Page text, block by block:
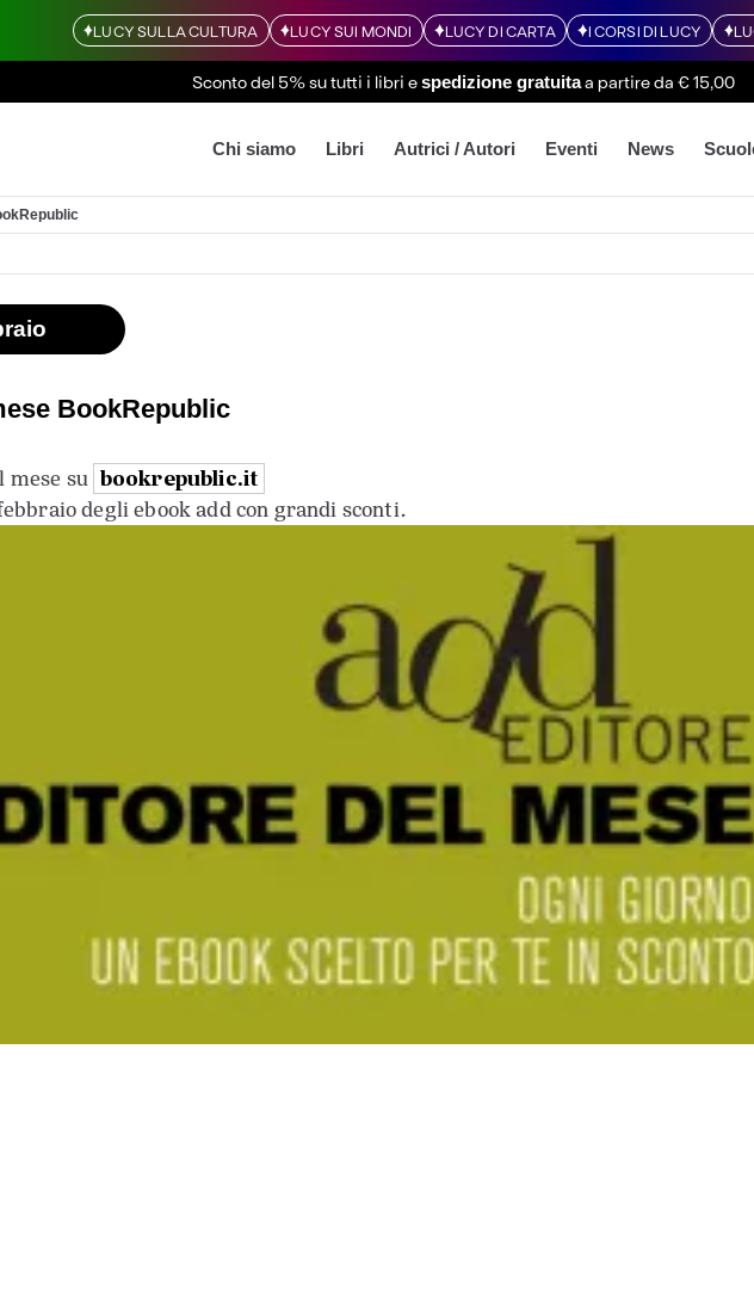
LUCY SULLA CULTURA LUCY SUI MONDI LUCY DI CARTA I CORSI DI LUCY
Sconto del 5% su tutti i libri espedizione gratuitaa partire da € 15,00
Chi siamo Libri Autrici / Autori Eventi News
BookRepublic
mese su bookrepublic.it
degli ebook add con grandi sconti.